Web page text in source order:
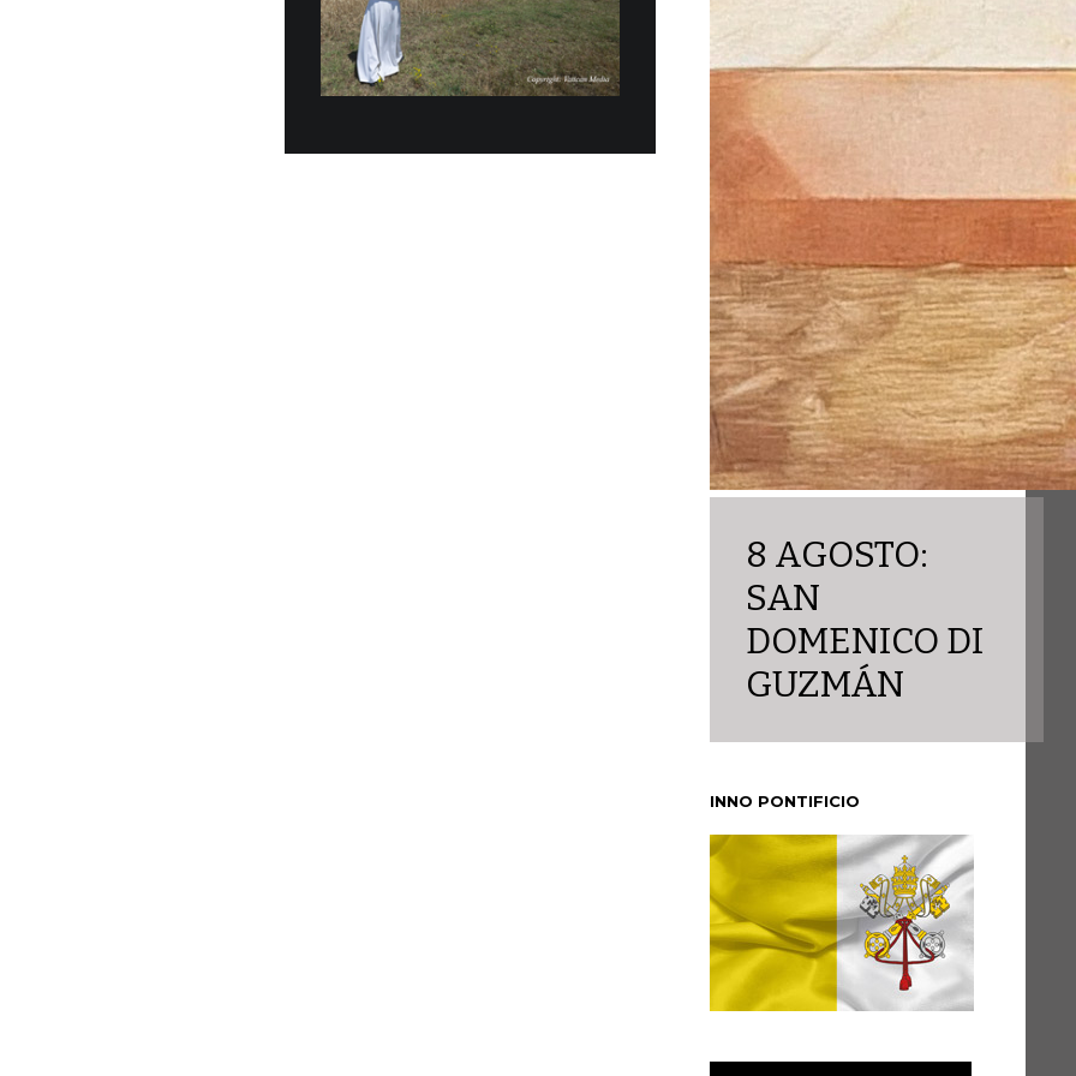
Dal 6 al 27 Luglio Papa Leone XIV a…
Papa Leone XIV si è trasferito, domenica pomeriggio, 5
luglio, nel Palazzo Apostolico di Castel Gandolfo, per un
8 AGOSTO:
SAN
DOMENICO DI
GUZMÁN
INNO PONTIFICIO